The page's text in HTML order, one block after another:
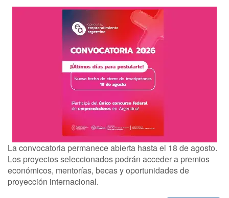
La convocatoria permanece abierta hasta el 18 de agosto.
Los proyectos seleccionados podrán acceder a premios
económicos, mentorías, becas y oportunidades de
proyección internacional.